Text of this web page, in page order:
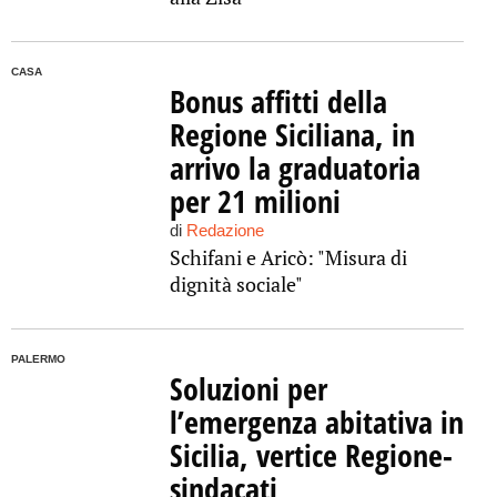
CASA
Bonus affitti della
Regione Siciliana, in
arrivo la graduatoria
per 21 milioni
di Redazione
Schifani e Aricò: "Misura di
dignità sociale"
PALERMO
Soluzioni per
l’emergenza abitativa in
Sicilia, vertice Regione-
sindacati